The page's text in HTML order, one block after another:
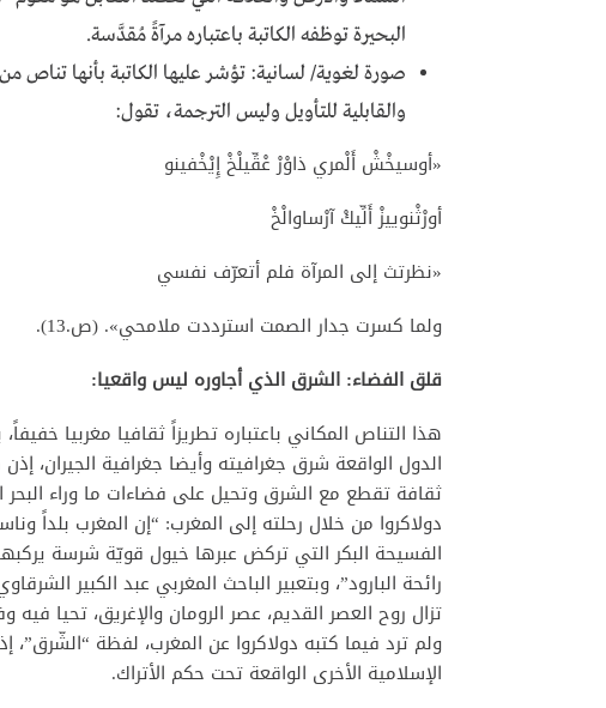
البحيرة توظفه الكاتبة باعتباره مرآةً مُقدَّسة.
صورة لغوية/ لسانية: تؤشر عليها الكاتبة بأنها تناص
والقابلية للتأويل وليس الترجمة، تقول:
«أوسيخْشْ أَلْمري ذاوْرْ عْقِّيلْخْ إِيْخْفينو
أورْثْنوييزْ أَلِّيكْ آرْساوالْخْ
«نظرتث إلى المرآة فلم أتعرّف نفسي
ولما كسرت جدار الصمت استرددت ملامحي». (ص.13).
قلق الفضاء: الشرق الذي أجاوره ليس واقعيا:
هذا التناص المكاني باعتباره تطريزاً ثقافيا مغربيا
الدول الواقعة شرق جغرافيته وأيضا جغرافية الجيران،
ثقافة تقطع مع الشرق وتحيل على فضاءات ما وراء
دولاكروا من خلال رحلته إلى المغرب: “إن المغرب بلداً
الفسيحة البكر التي تركض عبرها خيول قويّة شرسة
رائحة البارود”، وبتعبير الباحث المغربي عبد الكبير
تزال روح العصر القديم، عصر الرومان والإغريق، تحيا
ولم ترد فيما كتبه دولاكروا عن المغرب، لفظة “الشّرق”،
الإسلامية الأخرى الواقعة تحت حكم الأتراك.